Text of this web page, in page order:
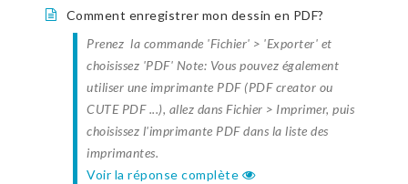
Comment enregistrer mon dessin en PDF?
Prenez la commande 'Fichier' > 'Exporter' et
choisissez 'PDF' Note: Vous pouvez également
utiliser une imprimante PDF (PDF creator ou
CUTE PDF ...), allez dans Fichier > Imprimer, puis
choisissez l'imprimante PDF dans la liste des
imprimantes.
Voir la réponse complète